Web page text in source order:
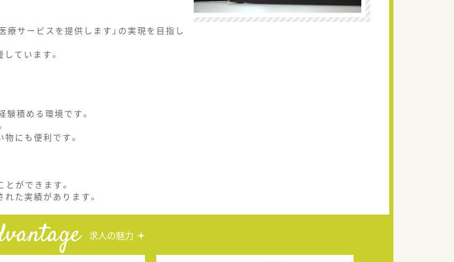
サービスを提供します」の実現を目指し
ています。
積める環境です。
にも便利です。
ができます。
た実績があります。
求人の魅力